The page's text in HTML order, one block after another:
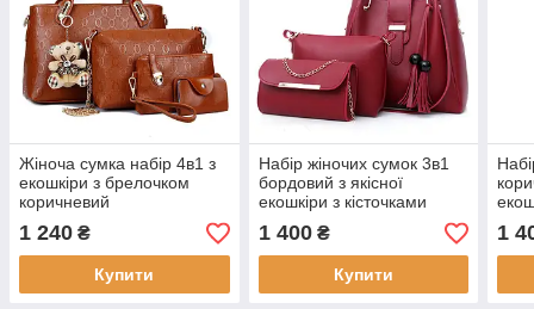
Жіноча сумка набір 4в1 з
екошкіри з брелочком
коричневий
1 240 ₴
Купити
Набір жіночих сумок 3в1
бордовий з якісної
екошкіри з кісточками
1 400₴
Купити
1